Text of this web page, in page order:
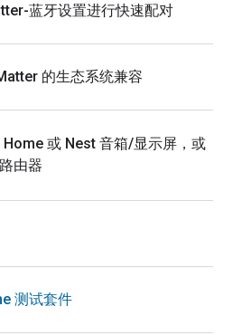
蓝牙设置进行快速配对
的生态系统兼容
或 Nest 音箱/显示屏，或
由器
测试套件